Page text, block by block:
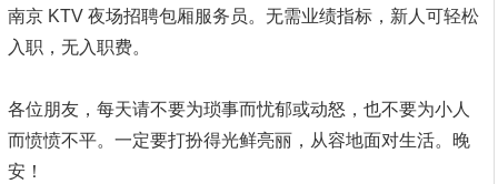
南京 KTV 夜场招聘包厢服务员。无需业绩指标，新人可轻松
入职，无入职费。
各位朋友，每天请不要为琐事而忧郁或动怒，也不要为小人
而愤愤不平。一定要打扮得光鲜亮丽，从容地面对生活。晚
安！